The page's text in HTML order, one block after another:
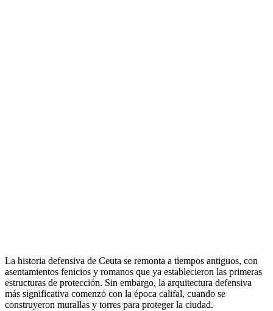
La historia defensiva de Ceuta se remonta a tiempos antiguos, con
asentamientos fenicios y romanos que ya establecieron las primeras
estructuras de protección. Sin embargo, la arquitectura defensiva
más significativa comenzó con la época califal, cuando se
construyeron murallas y torres para proteger la ciudad.